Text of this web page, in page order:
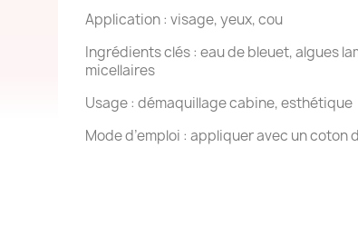
Application : visage, yeux, cou
Ingrédients clés : eau de bleuet, algues
micellaires
Usage : démaquillage cabine, esthétique
Mode d’emploi : appliquer avec un coton